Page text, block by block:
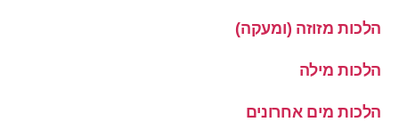
הלכות מזוזה (ומעקה)
הלכות מילה
הלכות מים אחרונים